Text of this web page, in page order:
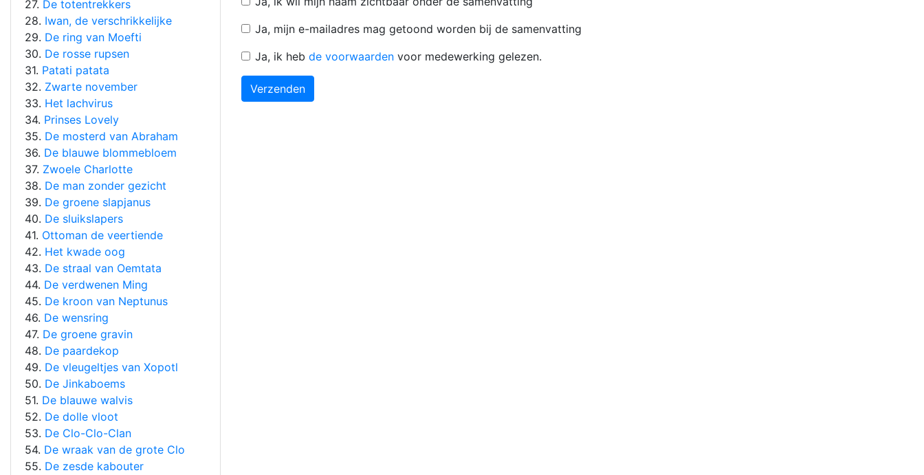
27. De totentrekkers
28. Iwan, de verschrikkelijke
29. De ring van Moefti
30. De rosse rupsen
31. Patati patata
32. Zwarte november
33. Het lachvirus
34. Prinses Lovely
35. De mosterd van Abraham
36. De blauwe blommebloem
37. Zwoele Charlotte
38. De man zonder gezicht
39. De groene slapjanus
40. De sluikslapers
41. Ottoman de veertiende
42. Het kwade oog
43. De straal van Oemtata
44. De verdwenen Ming
45. De kroon van Neptunus
46. De wensring
47. De groene gravin
48. De paardekop
49. De vleugeltjes van Xopotl
50. De Jinkaboems
51. De blauwe walvis
52. De dolle vloot
53. De Clo-Clo-Clan
54. De wraak van de grote Clo
55. De zesde kabouter
Ja, mijn e-mailadres mag getoond worden bij de samenvatting
Ja, ik heb de voorwaarden voor medewerking gelezen.
Verzenden